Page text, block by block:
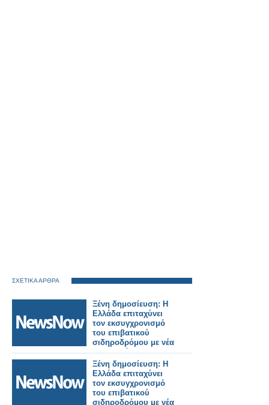
ΣΧΕΤΙΚΑ ΑΡΘΡΑ
Ξένη δημοσίευση: Η
Ελλάδα επιταχύνει
τον εκσυγχρονισμό
του επιβατικού
σιδηροδρόμου με νέα
ηλεκτρικά και
υβριδικά τρένα.
Ξένη δημοσίευση: Η
Ελλάδα επιταχύνει
τον εκσυγχρονισμό
του επιβατικού
σιδηροδρόμου με νέα